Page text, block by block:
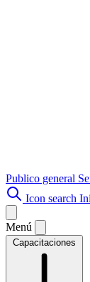
Publico general
Icon search
Menú
Capacitaciones